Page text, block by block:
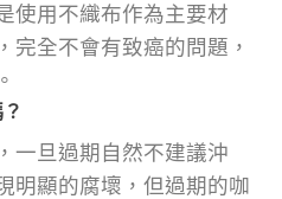
使用不織布作為主要材
完全不會有致癌的問題，
一旦過期自然不建議沖
明顯的腐壞，但過期的咖